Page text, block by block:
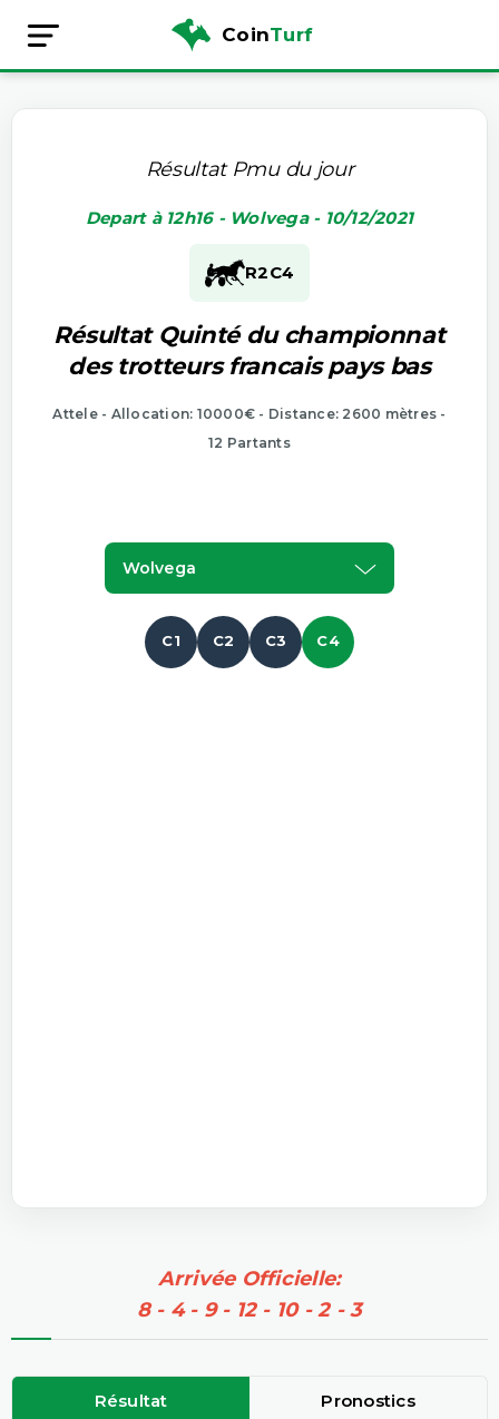
CoinTurf
Résultat Pmu du jour
Depart à 12h16 - Wolvega - 10/12/2021
R2C4
Résultat Quinté du championnat
des trotteurs francais pays bas
Attele - Allocation: 10000€ - Distance: 2600 mètres -
12 Partants
Wolvega
C1 C2 C3 C4
Arrivée Officielle:
8 - 4 - 9 - 12 - 10 - 2 - 3
Résultat Pronostics